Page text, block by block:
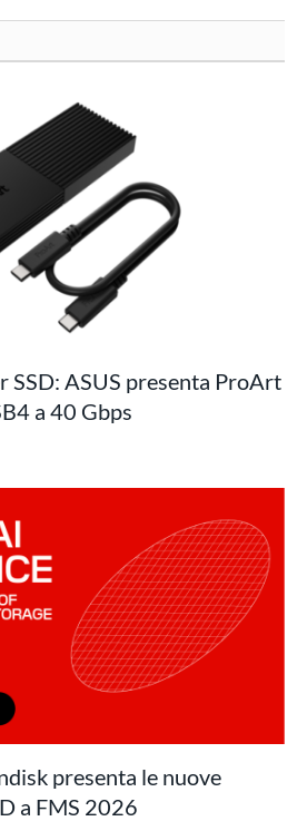
SSD: ASUS presenta ProArt
a 40 Gbps
presenta le nuove
a FMS 2026